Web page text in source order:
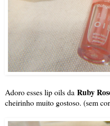
Adoro esses lip oils da Ruby
cheirinho muito gostoso. (sem